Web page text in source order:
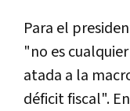
Para el
"no es
atada a la
déficit fiscal".